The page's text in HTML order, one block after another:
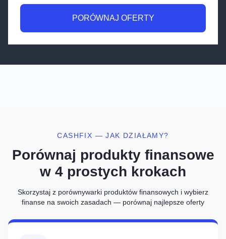
PORÓWNAJ OFERTY
CASHFIX — JAK DZIAŁAMY?
Porównaj produkty finansowe
w 4 prostych krokach
Skorzystaj z porównywarki produktów finansowych i wybierz
finanse na swoich zasadach — porównaj najlepsze oferty